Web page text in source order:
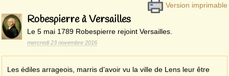
Version imprimable
Robespierre à Versailles
Le 5 mai 1789 Robespierre rejoint Versailles.
mercredi 23 novembre 2016
Les édiles arrageois, marris d’avoir vu la ville de Lens leur être